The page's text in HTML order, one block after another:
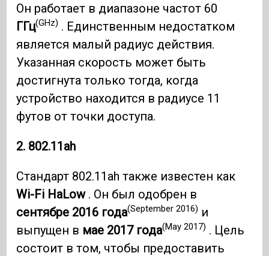
Он работает в диапазоне частот 60
ГГц(GHz) . Единственным недостатком
является малый радиус действия.
Указанная скорость может быть
достигнута только тогда, когда
устройство находится в радиусе 11
футов от точки доступа.
2. 802.11ah
Стандарт 802.11ah также известен как
Wi-Fi HaLow. Он был одобрен в
сентябре 2016 года(September 2016) и
выпущен в мае 2017 года(May 2017) . Цель
состоит в том, чтобы предоставить